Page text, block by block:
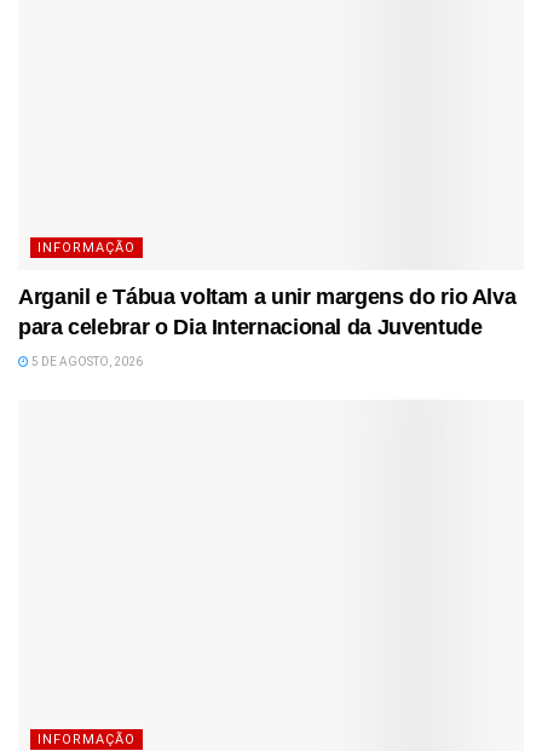
INFORMAÇÃO
Arganil e Tábua voltam a unir margens do rio Alva
para celebrar o Dia Internacional da Juventude
5 DE AGOSTO, 2026
INFORMAÇÃO